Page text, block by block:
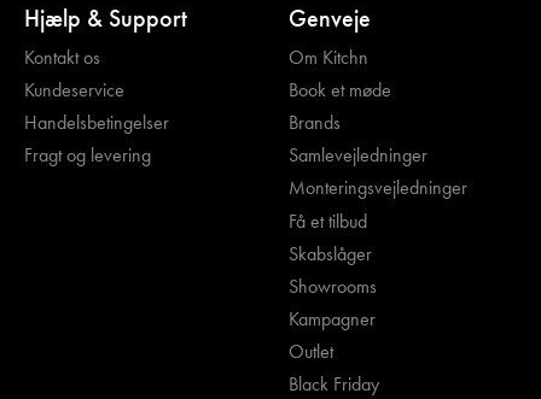
Hjælp & Support
Kontakt os
Kundeservice
Handelsbetingelser
Fragt og levering
Genveje
Om Kitchn
Book et møde
Brands
Samlevejledninger
Monteringsvejledninger
Få et tilbud
Skabslåger
Showrooms
Kampagner
Outlet
Black Friday